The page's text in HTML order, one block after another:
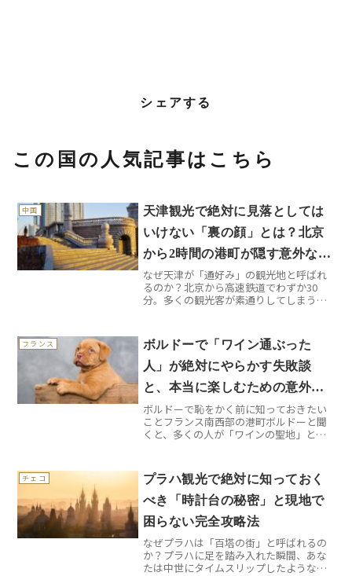
シェアする
この国の人気記事はこちら
中国
天津観光で絶対に見落としては
いけない「裏の顔」とは？北京
から2時間の港町が隠す意外な魅
力
なぜ天津が「通好み」の観光地と呼ばれ
るのか？北京から高速鉄道でわずか30
分。多くの観光客が素通りしてしまう天
ています。租界時代の面影を残す西洋建
築群、地元民しか知らない...
フランス
ボルドーで「ワイン通ぶった
人」が絶対にやらかす失敗談
と、本当に楽しむための意外な
コツ
ボルドーで恥をかく前に知っておきたい
ことフランス南西部の港町ボルドーと聞
くと、多くの人が「ワインの聖地」とい
てみると、想像していたものとは全く違
う驚きが待っています。私...
チェコ
プラハ観光で絶対に知っておく
べき「時計台の秘密」と現地で
困らない完全攻略法
なぜプラハは「百塔の街」と呼ばれるの
か？プラハに足を踏み入れた瞬間、あな
たは中世にタイムスリップしたような錯